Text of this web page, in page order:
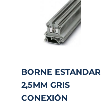
BORNE ESTANDAR
2,5MM GRIS
CONEXIÓN